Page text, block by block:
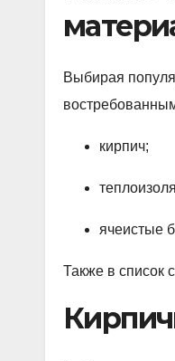
Выбирая
кирпич;
ячеистые
Также в список